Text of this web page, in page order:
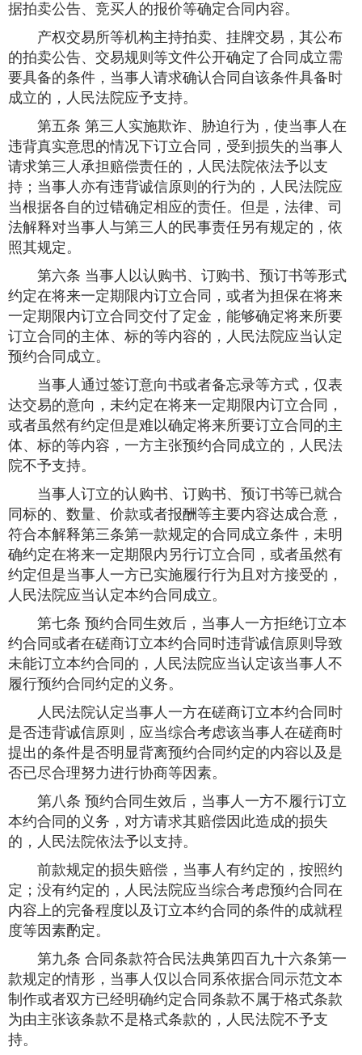
据拍卖公告、竞买人的报价等确定合同内容。
产权交易所等机构主持拍卖、挂牌交易，其公布
的拍卖公告、交易规则等文件公开确定了合同成立需
要具备的条件，当事人请求确认合同自该条件具备时
成立的，人民法院应予支持。
第五条 第三人实施欺诈、胁迫行为，使当事人在
违背真实意思的情况下订立合同，受到损失的当事人
请求第三人承担赔偿责任的，人民法院依法予以支
持；当事人亦有违背诚信原则的行为的，人民法院应
当根据各自的过错确定相应的责任。但是，法律、司
法解释对当事人与第三人的民事责任另有规定的，依
照其规定。
第六条 当事人以认购书、订购书、预订书等形式
约定在将来一定期限内订立合同，或者为担保在将来
一定期限内订立合同交付了定金，能够确定将来所要
订立合同的主体、标的等内容的，人民法院应当认定
预约合同成立。
当事人通过签订意向书或者备忘录等方式，仅表
达交易的意向，未约定在将来一定期限内订立合同，
或者虽然有约定但是难以确定将来所要订立合同的主
体、标的等内容，一方主张预约合同成立的，人民法
院不予支持。
当事人订立的认购书、订购书、预订书等已就合
同标的、数量、价款或者报酬等主要内容达成合意，
符合本解释第三条第一款规定的合同成立条件，未明
确约定在将来一定期限内另行订立合同，或者虽然有
约定但是当事人一方已实施履行行为且对方接受的，
人民法院应当认定本约合同成立。
第七条 预约合同生效后，当事人一方拒绝订立本
约合同或者在磋商订立本约合同时违背诚信原则导致
未能订立本约合同的，人民法院应当认定该当事人不
履行预约合同约定的义务。
人民法院认定当事人一方在磋商订立本约合同时
是否违背诚信原则，应当综合考虑该当事人在磋商时
提出的条件是否明显背离预约合同约定的内容以及是
否已尽合理努力进行协商等因素。
第八条 预约合同生效后，当事人一方不履行订立
本约合同的义务，对方请求其赔偿因此造成的损失
的，人民法院依法予以支持。
前款规定的损失赔偿，当事人有约定的，按照约
定；没有约定的，人民法院应当综合考虑预约合同在
内容上的完备程度以及订立本约合同的条件的成就程
度等因素酌定。
第九条 合同条款符合民法典第四百九十六条第一
款规定的情形，当事人仅以合同系依据合同示范文本
制作或者双方已经明确约定合同条款不属于格式条款
为由主张该条款不是格式条款的，人民法院不予支
持。